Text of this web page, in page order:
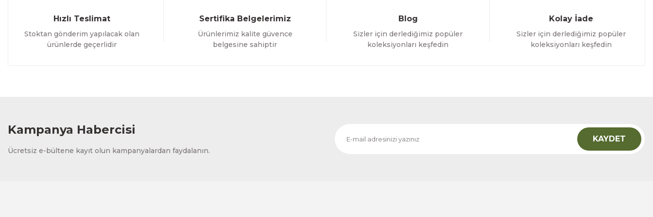
Hızlı Teslimat
Stoktan gönderim yapılacak olan
ürünlerde geçerlidir
Sertifika Belgelerimiz
Ürünlerimiz kalite güvence
belgesine sahiptir
Blog
Sizler için derlediğimiz popüler
koleksiyonları keşfedin
Kolay İade
Sizler için derlediğimiz popüler
koleksiyonları keşfedin
Kampanya Habercisi
Ücretsiz e-bültene kayıt olun kampanyalardan faydalanın.
KAYDET